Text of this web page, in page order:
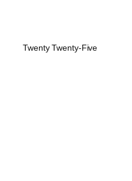
Twenty Twenty-Five